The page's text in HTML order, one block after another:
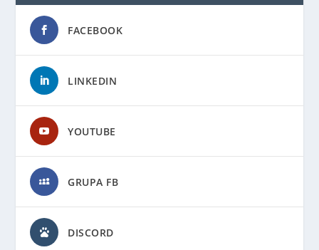
FACEBOOK
LINKEDIN
YOUTUBE
GRUPA FB
DISCORD